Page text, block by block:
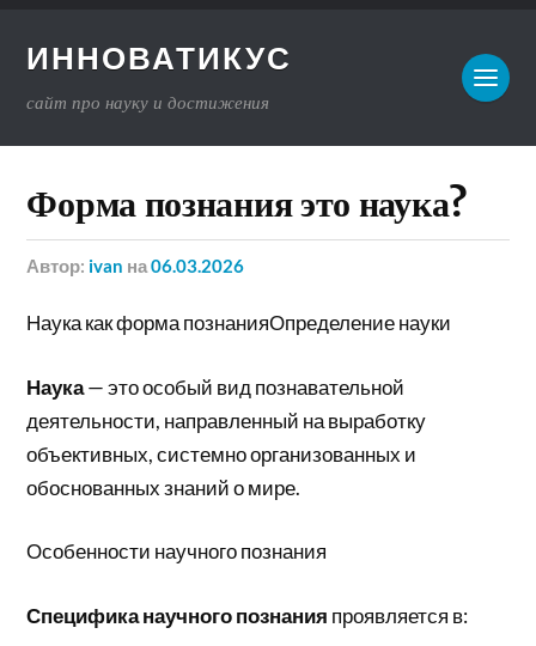
ИННОВАТИКУС
сайт про науку и достижения
Форма познания это наука?
Автор: ivan на06.03.2026
Наука как форма познанияОпределение науки
Наука— это особый вид познавательной
деятельности, направленный на выработку
объективных, системно организованных и
обоснованных знаний о мире.
Особенности научного познания
Специфика научного познания проявляется в: